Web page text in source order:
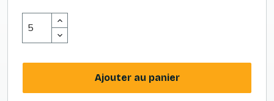
Ajouter au panier